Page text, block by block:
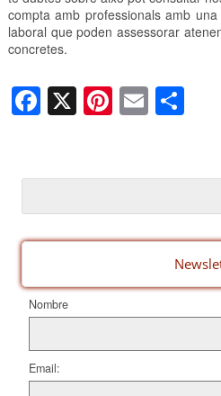
compta amb professionals amb
laboral que poden assessorar
concretes.
F
a
e
b
o
k
X Pi
nt
e
st
E
m
C
p
ar
te
ix
Nombre
Email: